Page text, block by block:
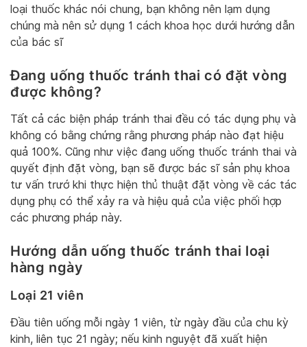
loại thuốc khác nói chung, bạn không nên lạm dụng
chúng mà nên sử dụng 1 cách khoa học dưới hướng dẫn
của bác sĩ
Đang uống thuốc tránh thai có đặt vòng
được không?
Tất cả các biện pháp tránh thai đều có tác dụng phụ và
không có bằng chứng rằng phương pháp nào đạt hiệu
quả 100%. Cũng như việc đang uống thuốc tránh thai và
quyết định đặt vòng, bạn sẽ được bác sĩ sản phụ khoa
tư vấn trướ khi thực hiện thủ thuật đặt vòng về các tác
dụng phụ có thể xảy ra và hiệu quả của việc phối hợp
các phương pháp này.
Hướng dẫn uống thuốc tránh thai loại
hàng ngày
Loại 21 viên
Đầu tiên uống mỗi ngày 1 viên, từ ngày đầu của chu kỳ
kinh, liên tục 21 ngày; nếu kinh nguyệt đã xuất hiện